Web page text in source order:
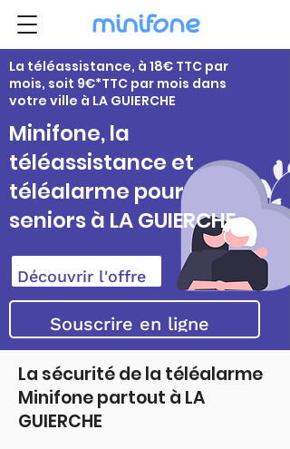
La téléassistance, à 18€ TTC par
mois, soit 9€*TTC par mois dans
votre ville à LA GUIERCHE
Minifone, la
téléassistance et
téléalarme pour
seniors à LA GUIERCHE
Découvrir l'offre
Souscrire en ligne
La sécurité de la téléalarme
Minifone partout à LA
GUIERCHE